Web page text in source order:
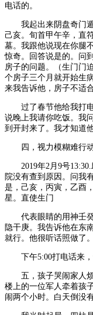
电话的。
我起出来阴盘奇门
己亥。旬首甲午辛，直
墓。我跟他说现在你腿
惊奇。回答说是的。问
房子的问题。（生门门
个房子三个月就开始生
来我告诉他，房子不适
过了春节他给我打
说晚上我请你吃饭。我
到开封来了。我才知道
四，视力模糊难行
2019年2月9号
院没有查到原因。问我
是，己亥，丙寅，乙酉
星。直使生门
代表眼睛的用神壬
隐干庚。我告诉他在东
就行。他很听话照做了。
下午5:00打电话来
五，孩子哭闹家人
楼上的一位军人牵着孩
闹两个小时。白天倒没